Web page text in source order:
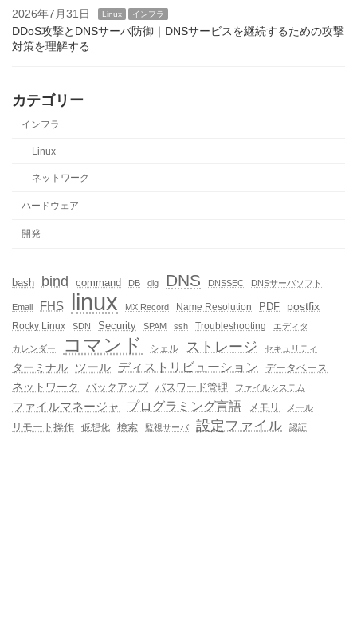
2026年7月31日 Linux インフラ
DDoS攻撃とDNSサーバ防御｜DNSサービスを継続するための攻撃
対策を理解する
カテゴリー
インフラ
Linux
ネットワーク
ハードウェア
開発
bash bind command DB dig DNS DNSSEC DNSサーバソフト
Email FHS linux MX Record Name Resolution PDF postfix
Rocky Linux SDN Security SPAM ssh Troubleshooting エディタ
カレンダー コマンド シェル ストレージ セキュリティ
ターミナル ツール ディストリビューション データベース
ネットワーク バックアップ パスワード管理 ファイルシステム
ファイルマネージャ プログラミング言語 メモリ メール
リモート操作 仮想化 検索 監視サーバ 設定ファイル 認証